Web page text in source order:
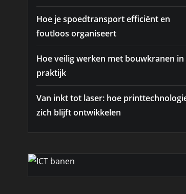
Hoe je spoedtransport efficiënt en
foutloos organiseert
Hoe veilig werken met bouwkranen in
praktijk
Van inkt tot laser: hoe
zich blijft ontwikkelen